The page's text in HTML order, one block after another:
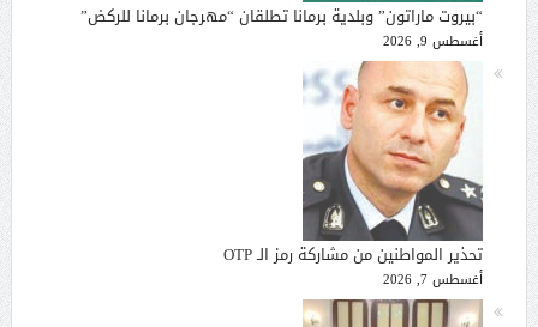
“بيروت ماراتون” وبلدية برمانا تطلقان “مهرجان برمانا للركض”
أغسطس 9, 2026
تحذير المواطنين من مشاركة رمز الـ OTP
أغسطس 7, 2026